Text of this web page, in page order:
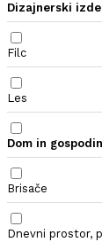
Dizajnerski
Filc
Les
Dom in
Brisače
Dnevni prostor,